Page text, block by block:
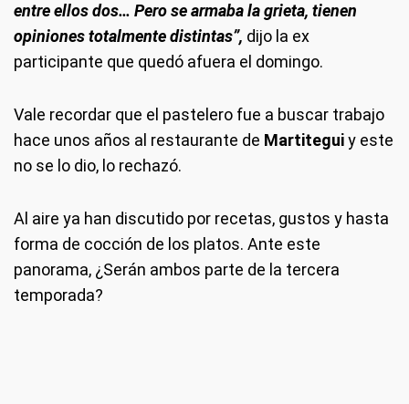
entre ellos dos… Pero se armaba la grieta, tienen
opiniones totalmente distintas”, dijo la ex
participante que quedó afuera el domingo.
Vale recordar que el pastelero fue a buscar trabajo
hace unos años al restaurante de Martiteguiy este
no se lo dio, lo rechazó.
Al aire ya han discutido por recetas, gustos y hasta
forma de cocción de los platos. Ante este
panorama, ¿Serán ambos parte de la tercera
temporada?